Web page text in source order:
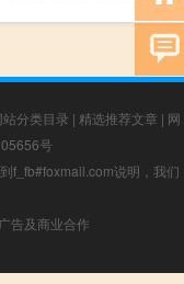
站分类目录 | 精选推荐文章 | 网
号
f_fb#foxmail.com说明，我们
告及商业合作